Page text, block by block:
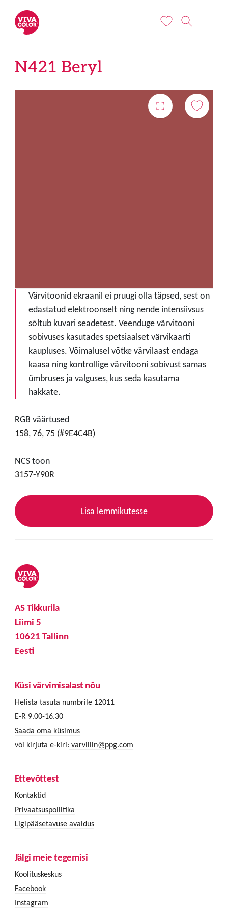
N421 Beryl
Värvitoonid ekraanil ei pruugi olla täpsed, sest on
edastatud elektroonselt ning nende intensiivsus
sõltub kuvari seadetest. Veenduge värvitooni
sobivuses kasutades spetsiaalset värvikaarti
kaupluses. Võimalusel võtke värvilaast endaga
kaasa ning kontrollige värvitooni sobivust samas
ümbruses ja valguses, kus seda kasutama
hakkate.
RGB väärtused
158, 76, 75 (#9E4C4B)
NCS toon
3157-Y90R
Lisa lemmikutesse
AS Tikkurila
Liimi 5
10621 Tallinn
Eesti
Küsi värvimisalast nõu
Helista tasuta numbrile 12011
E-R 9.00-16.30
Saada oma küsimus
või kirjuta e-kiri: varviliin@ppg.com
Ettevõttest
Kontaktid
Privaatsuspoliitika
Ligipääsetavuse avaldus
Jälgi meie tegemisi
Koolituskeskus
Facebook
Instagram